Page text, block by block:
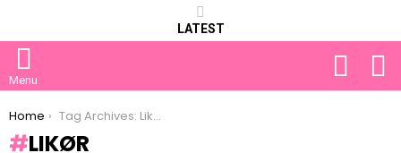
LATEST
Menu
You are here:
Home Tag Archives: Likør
LIKØR